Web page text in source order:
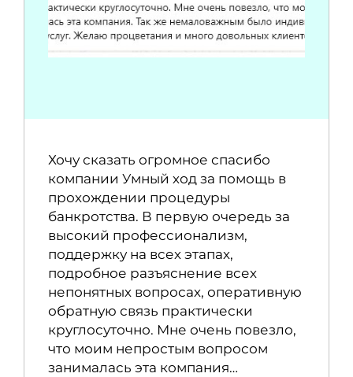
Хочу сказать огромное спасибо
компании Умный ход за помощь в
прохождении процедуры
банкротства. В первую очередь за
высокий профессионализм,
поддержку на всех этапах,
подробное разъяснение всех
непонятных вопросах, оперативную
обратную связь практически
круглосуточно. Мне очень повезло,
что моим непростым вопросом
занималась эта компания…